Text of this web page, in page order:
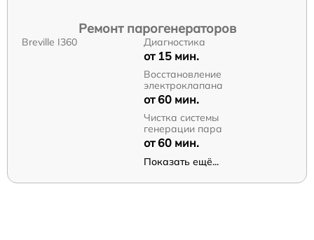
Ремонт парогенераторов
Breville I360 Диагностика
от 15 мин.
Восстановление
электроклапана
от 60 мин.
Чистка системы
генерации пара
от 60 мин.
Показать ещё...